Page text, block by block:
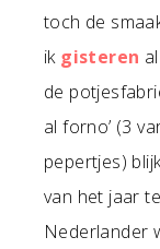
toch de
ik gisteren
de
al forno’ (3
pepertjes)
van het jaar
Nederlander